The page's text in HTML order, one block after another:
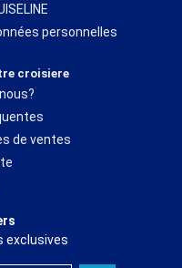
personnelles
croisiere
de ventes
exclusives